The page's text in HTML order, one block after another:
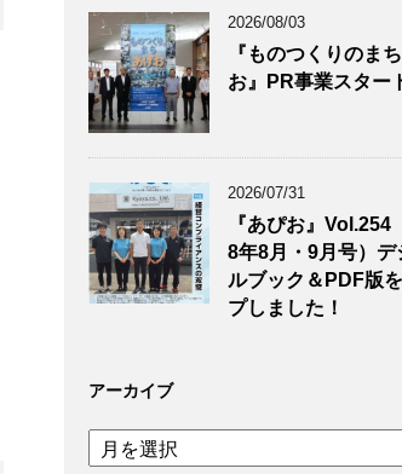
2026/08/03
『ものつくりのま
お』PR事業スター
2026/07/31
『あぴお』Vol.254
8年8月・9月号）デ
ルブック＆PDF版
プしました！
アーカイブ
ア
ー